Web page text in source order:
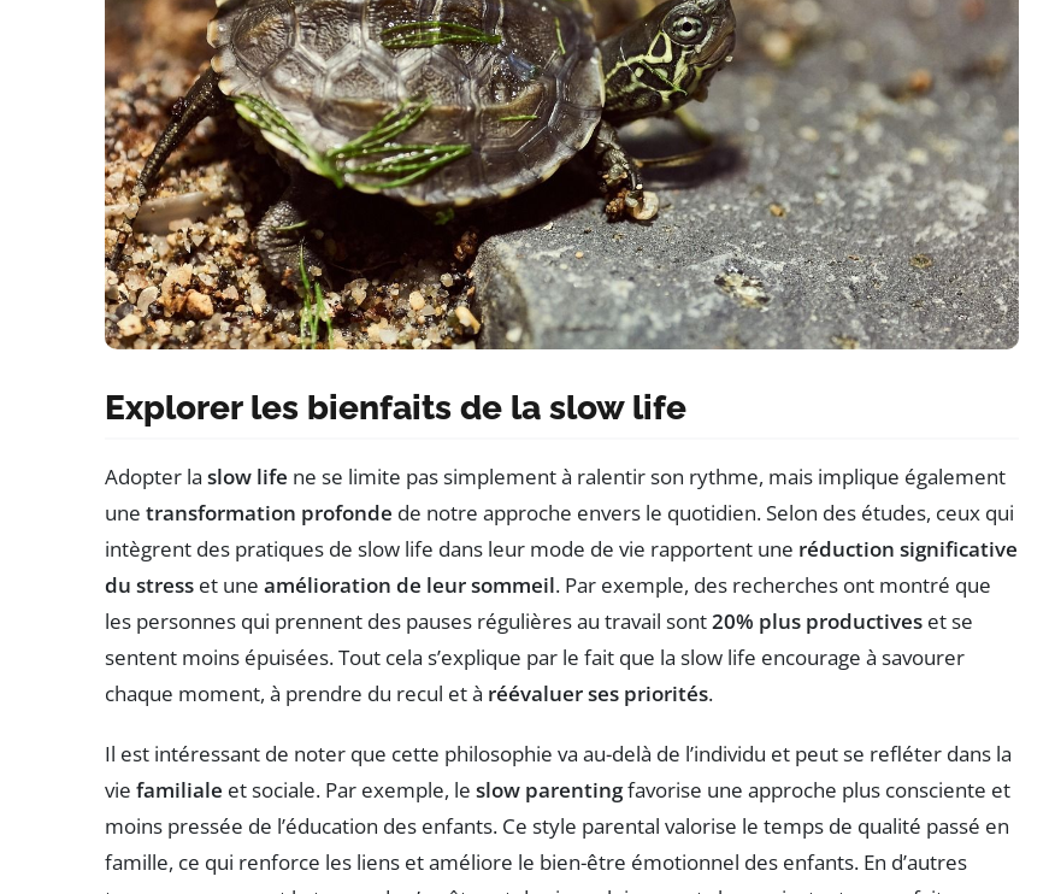
Explorer les bienfaits de la slow life
Adopter la slow life ne se limite pas simplement à ralentir son rythme, mais implique également
une transformation profonde de notre approche envers le quotidien. Selon des études, ceux qui
intègrent des pratiques de slow life dans leur mode de vie rapportent une réduction significative
du stress et une amélioration de leur sommeil. Par exemple, des recherches ont montré que
les personnes qui prennent des pauses régulières au travail sont20% plus productives et se
sentent moins épuisées. Tout cela s’explique par le fait que la slow life encourage à savourer
chaque moment, à prendre du recul et à réévaluer ses priorités.
Il est intéressant de noter que cette philosophie va au-delà de l’individu et peut se refléter dans la
vie familiale et sociale. Par exemple, le slow parentingfavorise une approche plus consciente et
moins pressée de l’éducation des enfants. Ce style parental valorise le temps de qualité passé en
famille, ce qui renforce les liens et améliore le bien-être émotionnel des enfants. En d’autres